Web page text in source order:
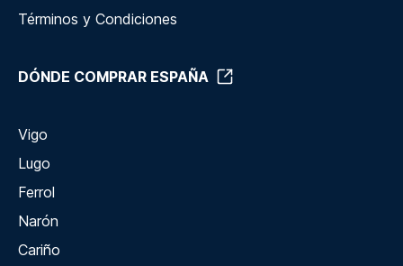
Términos y Condiciones
DÓNDE COMPRAR ESPAÑA
Vigo
Lugo
Ferrol
Narón
Cariño